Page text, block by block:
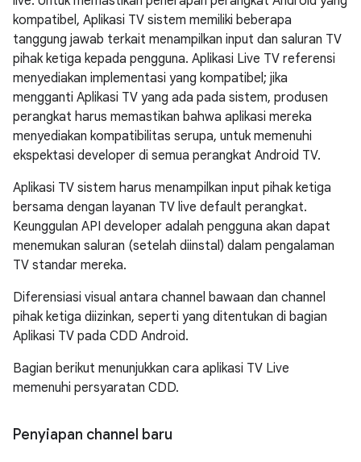
kompatibel, Aplikasi TV sistem memiliki beberapa
tanggung jawab terkait menampilkan input dan saluran TV
pihak ketiga kepada pengguna. Aplikasi Live TV referensi
menyediakan implementasi yang kompatibel; jika
mengganti Aplikasi TV yang ada pada sistem, produsen
perangkat harus memastikan bahwa aplikasi mereka
menyediakan kompatibilitas serupa, untuk memenuhi
ekspektasi developer di semua perangkat Android TV.
Aplikasi TV sistem harus menampilkan input pihak ketiga
bersama dengan layanan TV live default perangkat.
Keunggulan API developer adalah pengguna akan dapat
menemukan saluran (setelah diinstal) dalam pengalaman
TV standar mereka.
Diferensiasi visual antara channel bawaan dan channel
pihak ketiga diizinkan, seperti yang ditentukan di bagian
Aplikasi TV pada CDD Android.
Bagian berikut menunjukkan cara aplikasi TV Live
memenuhi persyaratan CDD.
Penyiapan channel baru